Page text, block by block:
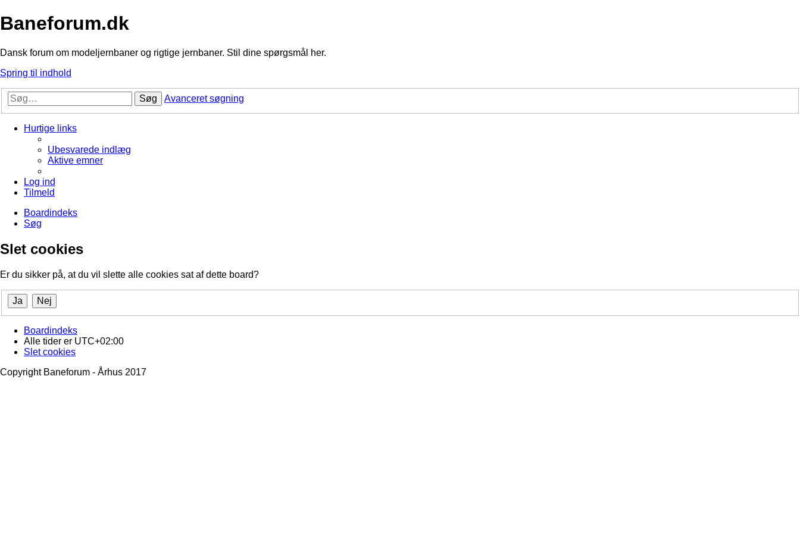
Baneforum.dk
Dansk forum om modeljernbaner og rigtige jernbaner. Stil dine spørgsmål her.
Spring til indhold
Søg Avanceret søgning
Hurtige links
Ubesvarede indlæg
Aktive emner
Log ind
Tilmeld
Boardindeks
Søg
Slet cookies
Er du sikker på, at du vil slette alle cookies sat af dette board?
Boardindeks
Alle tider er UTC+02:00
Slet cookies
Copyright Baneforum - Århus 2017